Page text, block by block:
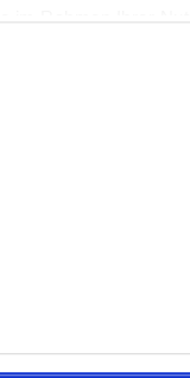
Reise zusammen